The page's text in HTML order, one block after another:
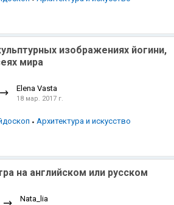
изображениях йогини,
мира
Elena Vasta
18 мар. 2017 г.
Архитектура и искусство
на английском или русском
Nata_lia